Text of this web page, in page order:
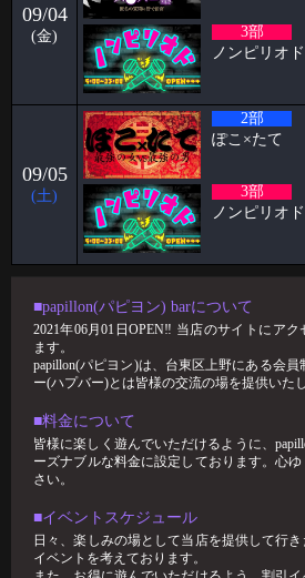
こんばんは！ お酒とハプバーを愛する女、す
曜日に月1回、パピヨンで飲
2026-03-09
阿部ブログ めちゃくちゃハプニングだ
こんにちは！こんばんは！おはようございま
今回は長年ハプバー勤務して
2026-03-02
ケイタブログ 社員旅行✈️
ハプニングバーで働いている🦋 スタッフの
担当が回ってきたのでよ
2026-03-02
🥳2月女子抽選🥳
🦋🉐女性様特典🉐🦋 🤩2月の抽選結果🤩 1等
2026-02-24
パンブログ 「あまーい」
お久しぶりです！ スタッフのパンです🍞 今
ピソードをお話
2026-02-17
ハプバーは、日常とは少し違う非日常的空
た一言で場の雰囲気が良くも悪くも
09/04
(金)
3部
ノンピリオド
09/05
(土)
2部
ぽこ×たて
3部
ノンピリオド
■papillon(パピヨン) barについて
2021年06月01日OPEN‼︎ 当店のサイトにア
ます。
papillon(パピヨン)は、台東区上野にある会
ー(ハプバー)とは皆様の交流の場を提供いたし
■料金について
皆様に楽しく遊んでいただけるように、
ーズナブルな料金に設定しております。心
さい。
■イベントスケジュール
日々、楽しみの場として当店を提供して行
イベントを考えております。